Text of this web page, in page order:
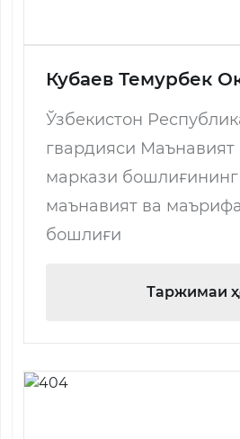
Кубаев Темурбек
Ўзбекистон
гвардияси
маркази
маънавият ва
бошлиғи
Таржимаи